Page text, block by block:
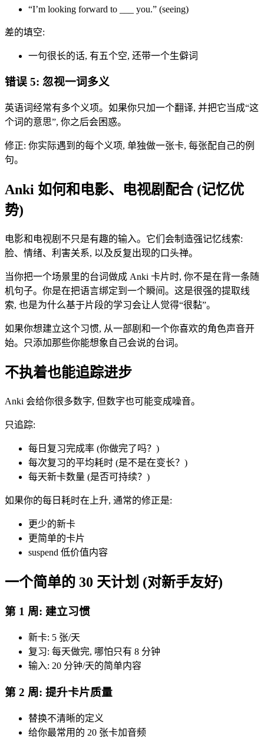
“I’m looking forward to ___ you.” (seeing)
差的填空:
一句很长的话, 有五个空, 还带一个生僻词
错误 5: 忽视一词多义
英语词经常有多个义项。如果你只加一个翻译, 并把它当成“这
个词的意思”, 你之后会困惑。
修正: 你实际遇到的每个义项, 单独做一张卡, 每张配自己的例
句。
Anki 如何和电影、电视剧配合 (记忆优
势)
电影和电视剧不只是有趣的输入。它们会制造强记忆线索:
脸、情绪、利害关系, 以及反复出现的口头禅。
当你把一个场景里的台词做成 Anki 卡片时, 你不是在背一条随
机句子。你是在把语言绑定到一个瞬间。这是很强的提取线
索, 也是为什么基于片段的学习会让人觉得“很黏”。
如果你想建立这个习惯, 从一部剧和一个你喜欢的角色声音开
始。只添加那些你能想象自己会说的台词。
不执着也能追踪进步
Anki 会给你很多数字, 但数字也可能变成噪音。
只追踪:
每日复习完成率 (你做完了吗？)
每次复习的平均耗时 (是不是在变长？)
每天新卡数量 (是否可持续？)
如果你的每日耗时在上升, 通常的修正是:
更少的新卡
更简单的卡片
suspend 低价值内容
一个简单的 30 天计划 (对新手友好)
第 1 周: 建立习惯
新卡: 5 张/天
复习: 每天做完, 哪怕只有 8 分钟
输入: 20 分钟/天的简单内容
第 2 周: 提升卡片质量
替换不清晰的定义
给你最常用的 20 张卡加音频